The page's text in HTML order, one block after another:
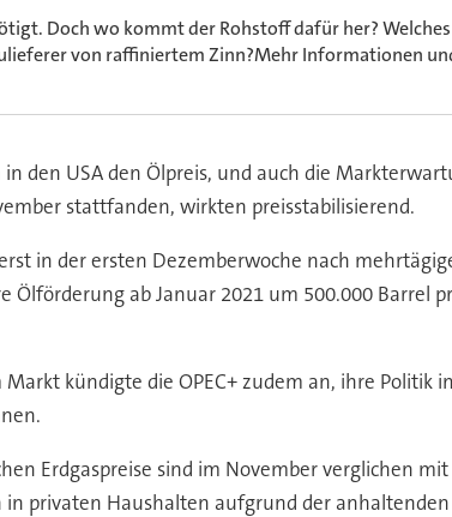
Doch wo kommt der Rohstoff dafür her? Welches
von raffiniertem Zinn?Mehr Informationen
den USA den Ölpreis, und auch die
stattfanden, wirkten preisstabilisierend.
in der ersten Dezemberwoche nach
Ölförderung ab Januar 2021 um 500.000 Barrel
kündigte die OPEC+ zudem an, ihre
Erdgaspreise sind im November verglichen
privaten Haushalten aufgrund der